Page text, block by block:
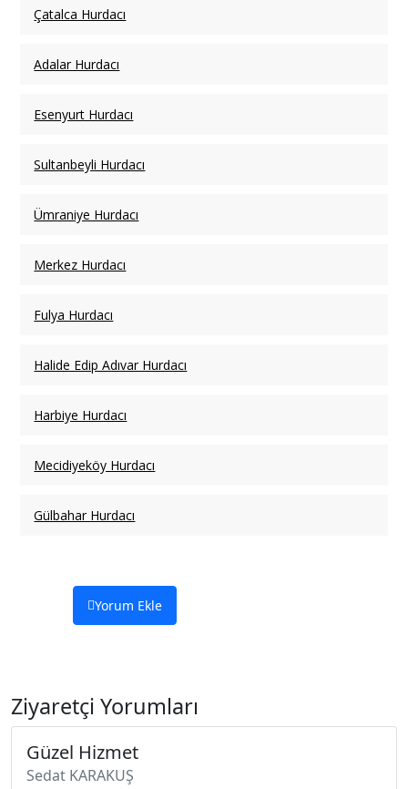
Çatalca Hurdacı
Adalar Hurdacı
Esenyurt Hurdacı
Sultanbeyli Hurdacı
Ümraniye Hurdacı
Merkez Hurdacı
Fulya Hurdacı
Halide Edip Adıvar Hurdacı
Harbiye Hurdacı
Mecidiyeköy Hurdacı
Gülbahar Hurdacı
Yorum Ekle
Ziyaretçi Yorumları
Güzel Hizmet
Sedat KARAKUŞ